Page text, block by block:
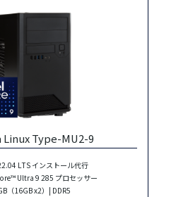
Linux Type-MU2-9
LTS インストール代行
Ultra 9 285 プロセッサー
（16GB x2）| DDR5